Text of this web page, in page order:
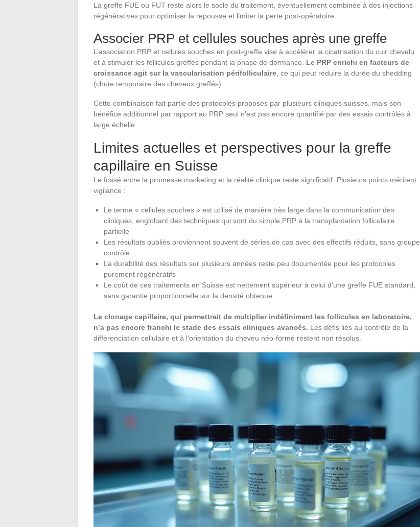
La greffe FUE ou FUT reste alors le socle du traitement, éventuellement combinée à des injections
régénératives pour optimiser la repousse et limiter la perte post-opératoire.
Associer PRP et cellules souches après une greffe
L’association PRP et cellules souches en post-greffe vise à accélérer la cicatrisation du cuir chevelu
et à stimuler les follicules greffés pendant la phase de dormance. Le PRP enrichi en facteurs de
croissance agit sur la vascularisation périfolliculaire , ce qui peut réduire la durée du shedding
(chute temporaire des cheveux greffés).
Cette combinaison fait partie des protocoles proposés par plusieurs cliniques suisses, mais son
bénéfice additionnel par rapport au PRP seul n’est pas encore quantifié par des essais contrôlés à
large échelle.
Limites actuelles et perspectives pour la greffe
capillaire en Suisse
Le fossé entre la promesse marketing et la réalité clinique reste significatif. Plusieurs points méritent
vigilance :
Le terme « cellules souches » est utilisé de manière très large dans la communication des
cliniques, englobant des techniques qui vont du simple PRP à la transplantation folliculaire
partielle
Les résultats publiés proviennent souvent de séries de cas avec des effectifs réduits, sans groupe
contrôle
La durabilité des résultats sur plusieurs années reste peu documentée pour les protocoles
purement régénératifs
Le coût de ces traitements en Suisse est nettement supérieur à celui d’une greffe FUE standard,
sans garantie proportionnelle sur la densité obtenue
Le clonage capillaire, qui permettrait de multiplier indéfiniment les follicules en laboratoire,
n’a pas encore franchi le stade des essais cliniques avancés. Les défis liés au contrôle de la
différenciation cellulaire et à l’orientation du cheveu néo-formé restent non résolus.